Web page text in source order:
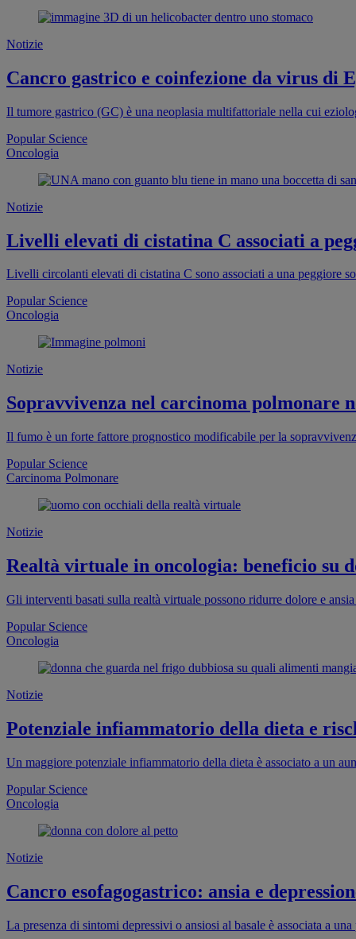
Notizie
Cancro gastrico e coinfezione da virus di
Il tumore gastrico (GC) è una neoplasia multifattoriale nella cui
Popular Science
Oncologia
Notizie
Livelli elevati di cistatina C associati a
Livelli circolanti elevati di cistatina C sono associati a una
Popular Science
Oncologia
Notizie
Sopravvivenza nel carcinoma
Il fumo è un forte fattore prognostico modificabile per la
Popular Science
Carcinoma Polmonare
Notizie
Realtà virtuale in oncologia: beneficio su
Gli interventi basati sulla realtà virtuale possono ridurre dolore e
Popular Science
Oncologia
Notizie
Potenziale infiammatorio della dieta e
Un maggiore potenziale infiammatorio della dieta è associato a un
Popular Science
Oncologia
Notizie
Cancro esofagogastrico: ansia e
La presenza di sintomi depressivi o ansiosi al basale è associata a